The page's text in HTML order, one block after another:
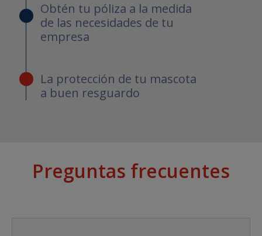
Obtén tu póliza a la medida
de las necesidades de tu
empresa
La protección de tu mascota
a buen resguardo
Preguntas frecuentes